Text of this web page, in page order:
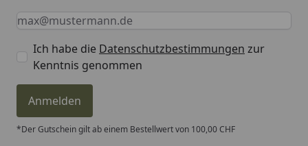
SICHERUNGSRINGE: Nie wieder instabile
Hahnausläufe! Mittels der beiden
Lebensmittelechter PE Kunsstoff-Sicherungsringe
sitzt der Auslauf senkrecht fest, hat aber
lassen. Auch die O-Ringe werden weniger
Langlebigkeit Ihrer Armatur.
Keine Eingabe erforderlich
Eingabe erforderlich
E-Mail *
Ich habe die Datenschutzbestimmungen zur
Kenntnis genommen
Anmelden
*Der Gutschein gilt ab einem Bestellwert von 100,00 CHF